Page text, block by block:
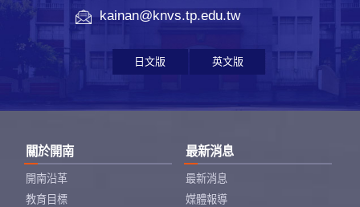
kainan@knvs.tp.edu.tw
日文版 英文版
關於開南
開南沿革
教育目標
最新消息
最新消息
媒體報導